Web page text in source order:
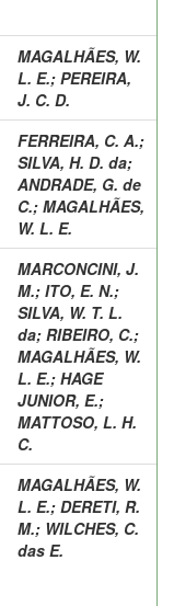
MAGALHÃES, W.
L. E.; PEREIRA,
J. C. D.
FERREIRA, C. A.;
SILVA, H. D. da;
ANDRADE, G. de
C.; MAGALHÃES,
W. L. E.
MARCONCINI, J.
M.; ITO, E. N.;
SILVA, W. T. L.
da; RIBEIRO, C.;
MAGALHÃES, W.
L. E.; HAGE
JUNIOR, E.;
MATTOSO, L. H.
C.
MAGALHÃES, W.
L. E.; DERETI, R.
M.; WILCHES, C.
das E.